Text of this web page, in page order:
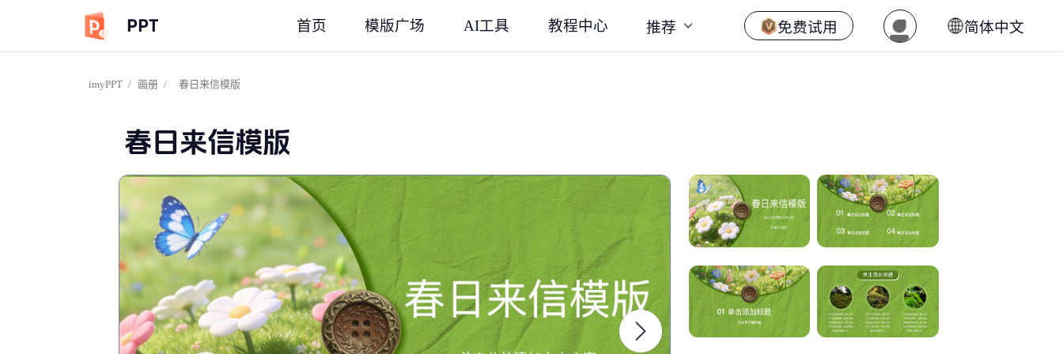
PPT 首页 模版广场 AI工具 教程中心 推荐 免费试用 简体中文
imyPPT / 画册 / 春日来信模版
春日来信模版